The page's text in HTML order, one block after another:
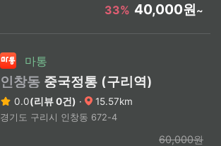
33% 40,000원~
마통
인창동 중국정통 (구리역)
0.0(리뷰 0건) · 15.57km
경기도 구리시 인창동 672-4
60,000원